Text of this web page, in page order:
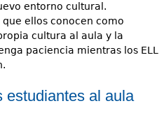
entorno cultural.
ellos conocen como
cultura al aula y la
paciencia mientras los ELL
estudiantes al aula